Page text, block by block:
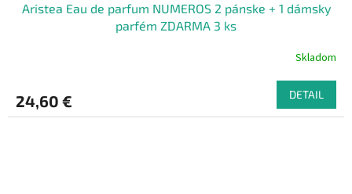
Aristea Eau de parfum NUMEROS 2 pánske + 1 dámsky
parfém ZDARMA 3 ks
Skladom
24,60 € DETAIL